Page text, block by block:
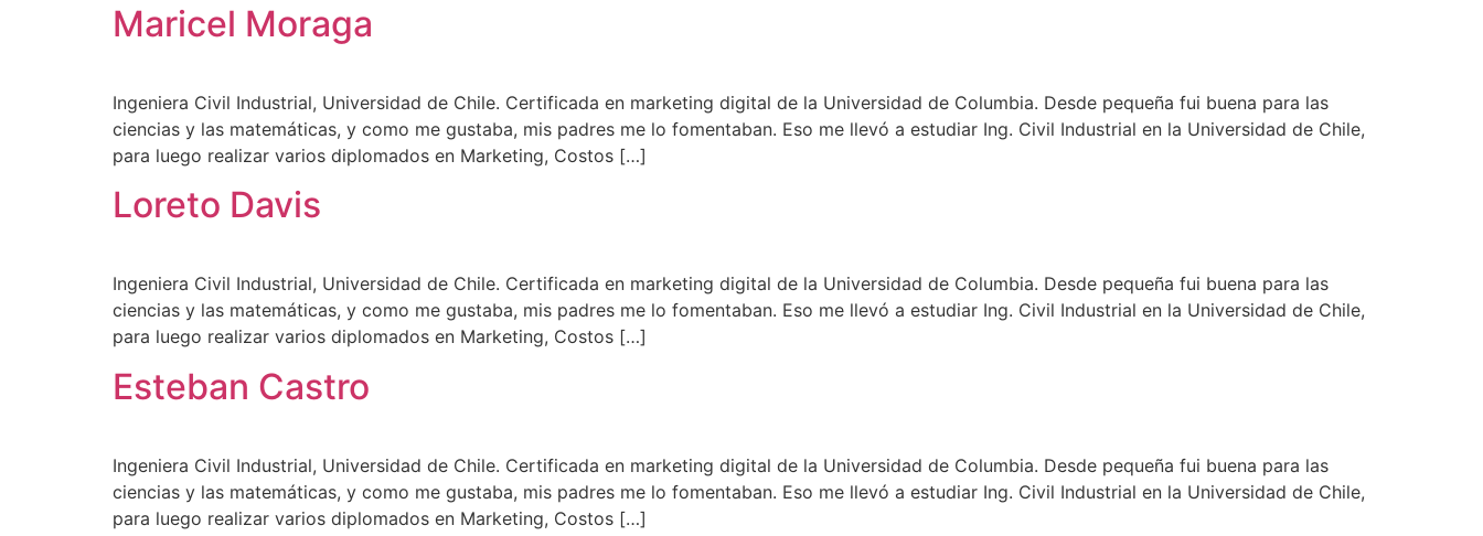
Maricel Moraga
Ingeniera Civil Industrial, Universidad de Chile. Certificada en marketing digital de la Universidad de Columbia. Desde pequeña fui buena para las
ciencias y las matemáticas, y como me gustaba, mis padres me lo fomentaban. Eso me llevó a estudiar Ing. Civil Industrial en la Universidad de Chile,
para luego realizar varios diplomados en Marketing, Costos […]
Loreto Davis
Ingeniera Civil Industrial, Universidad de Chile. Certificada en marketing digital de la Universidad de Columbia. Desde pequeña fui buena para las
ciencias y las matemáticas, y como me gustaba, mis padres me lo fomentaban. Eso me llevó a estudiar Ing. Civil Industrial en la Universidad de Chile,
para luego realizar varios diplomados en Marketing, Costos […]
Esteban Castro
Ingeniera Civil Industrial, Universidad de Chile. Certificada en marketing digital de la Universidad de Columbia. Desde pequeña fui buena para las
ciencias y las matemáticas, y como me gustaba, mis padres me lo fomentaban. Eso me llevó a estudiar Ing. Civil Industrial en la Universidad de Chile,
para luego realizar varios diplomados en Marketing, Costos […]